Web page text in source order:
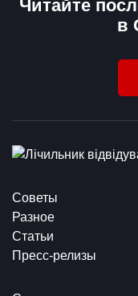
Читайте
в
Советы
Разное
Статьи
Пресс-релизы